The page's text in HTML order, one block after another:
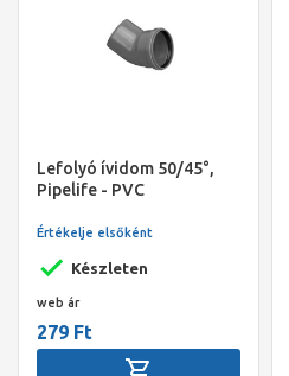
Lefolyó ívidom 50/45°,
Pipelife - PVC
Készleten
Értékelje elsőként
web ár
279 Ft